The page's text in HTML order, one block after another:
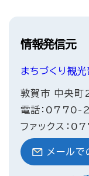
情報発信元
まちづくり観光
敦賀市 中央
電話：
ファックス
メール